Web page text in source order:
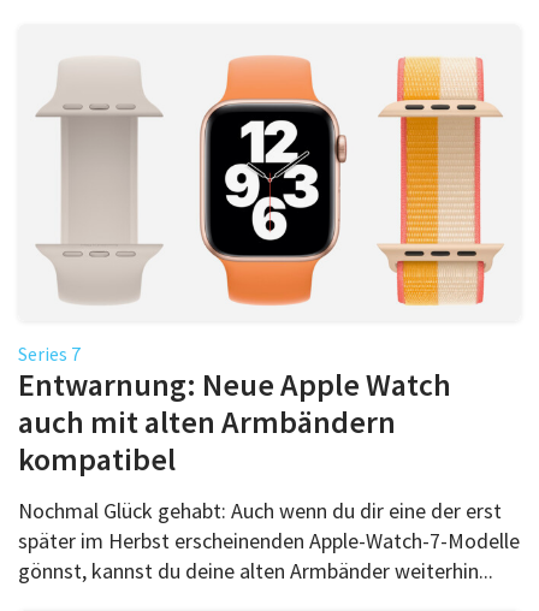
Series 7
Entwarnung: Neue Apple Watch
auch mit alten Armbändern
kompatibel
Nochmal Glück gehabt: Auch wenn du dir eine der erst
später im Herbst erscheinenden Apple-Watch-7-Modelle
gönnst, kannst du deine alten Armbänder weiterhin...